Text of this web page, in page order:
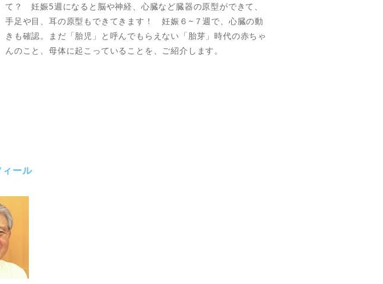
て？ 妊娠5週になると脳や神経、心臓など臓器の原型ができて、
手足や目、耳の原型もできてきます！ 妊娠６~７週で、心臓の動
きも確認。まだ「胎児」と呼んでもらえない「胎芽」時代の赤ちゃ
んのこと、母体に起こっていることを、ご紹介します。
ール